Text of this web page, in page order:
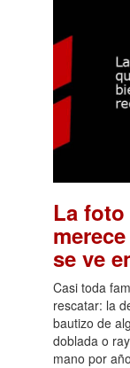
La
se ve
Casi toda
rescatar: la
bautizo de
doblada o
mano por